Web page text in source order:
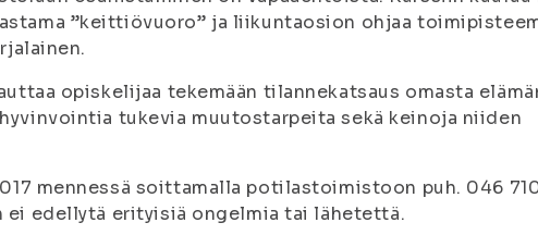
”keittiövuoro” ja liikuntaosion ohjaa
opiskelijaa tekemään tilannekatsaus omasta
tukevia muutostarpeita sekä keinoja niiden
mennessä soittamalla potilastoimistoon puh. 046
ei edellytä erityisiä ongelmia tai lähetettä.